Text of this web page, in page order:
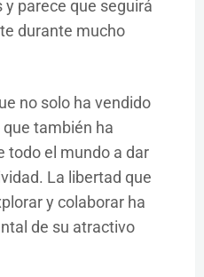
parece que seguirá
durante mucho
no solo ha vendido
también ha
todo el mundo a dar
La libertad que
y colaborar ha
de su atractivo